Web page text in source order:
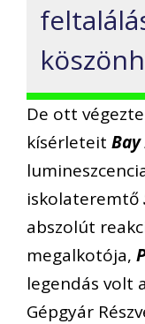
De ott
kísérleteit
iskolateremtő
abszolút
megalkotója,
legendás volt
Gépgyár